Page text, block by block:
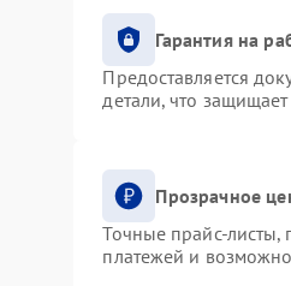
Гарантия на
Предоставляется
детали, что
Прозрачное
Точные прайс-листы,
платежей и